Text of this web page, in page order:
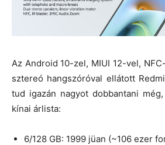
Az Android 10-zel, MIUI 12-vel,
sztereó hangszóróval ellátott
tud igazán nagyot dobbantani
kínai árlista:
6/128 GB: 1999 jüan (~106 ezer